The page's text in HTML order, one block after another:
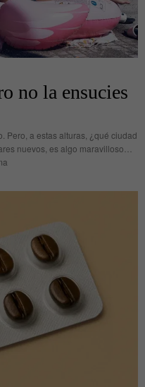
no la ensucies
Pero, a estas alturas, ¿qué ciudad
nuevos, es algo maravilloso…